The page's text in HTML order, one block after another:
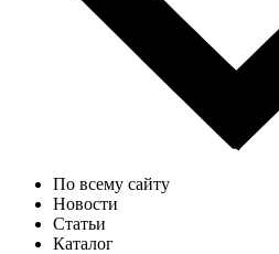
По всему сайту
Новости
Статьи
Каталог